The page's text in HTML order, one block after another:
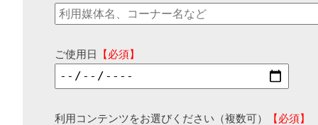
ご使用日 【必須】
利用コンテンツをお選びください（複数可）
【必須】